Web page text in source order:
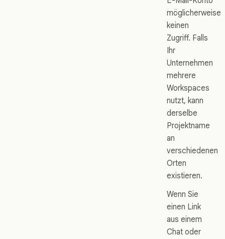
möglicherweise
keinen
Zugriff. Falls
Ihr
Unternehmen
mehrere
Workspaces
nutzt, kann
derselbe
Projektname
an
verschiedenen
Orten
existieren.
Wenn Sie
einen Link
aus einem
Chat oder